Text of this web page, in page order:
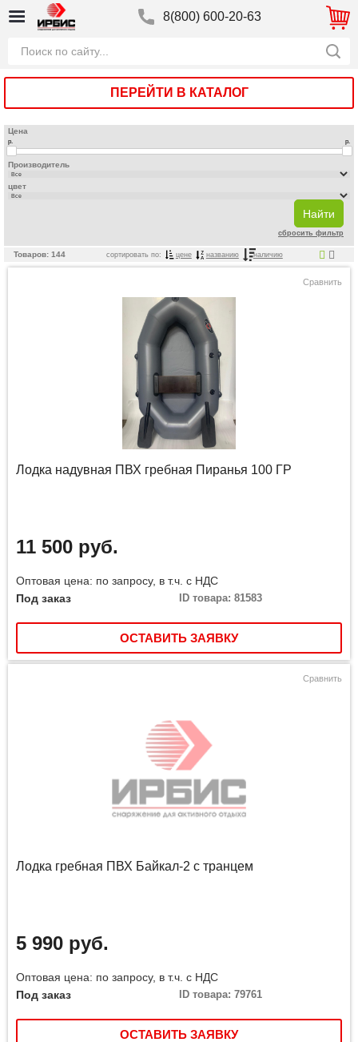
8(800) 600-20-63
ПЕРЕЙТИ В КАТАЛОГ
Цена
р. р.
Производитель
цвет
сбросить фильтр
Товаров: 144 сортировать по: цене названию наличию
Сравнить
Лодка надувная ПВХ гребная Пиранья 100 ГР
11 500 руб.
Оптовая цена: по запросу, в т.ч. с НДС
Под заказ
ID товара: 81583
ОСТАВИТЬ ЗАЯВКУ
Сравнить
Лодка гребная ПВХ Байкал-2 с транцем
5 990 руб.
Оптовая цена: по запросу, в т.ч. с НДС
Под заказ
ID товара: 79761
ОСТАВИТЬ ЗАЯВКУ